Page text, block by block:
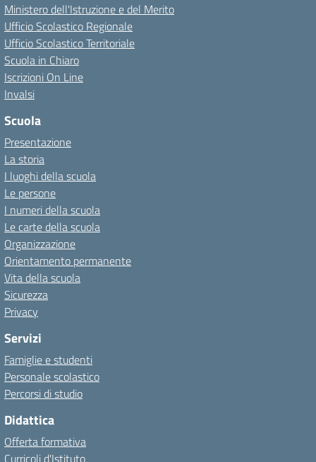
Ministero dell'Istruzione e del Merito
Ufficio Scolastico Regionale
Ufficio Scolastico Territoriale
Scuola in Chiaro
Iscrizioni On Line
Invalsi
Scuola
Presentazione
La storia
I luoghi della scuola
Le persone
I numeri della scuola
Le carte della scuola
Organizzazione
Orientamento permanente
Vita della scuola
Sicurezza
Privacy
Servizi
Famiglie e studenti
Personale scolastico
Percorsi di studio
Didattica
Offerta formativa
Curricoli d'Istituto